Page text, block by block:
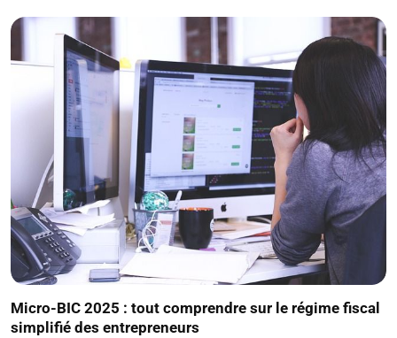
Micro-BIC 2025 : tout comprendre sur le régime fiscal
simplifié des entrepreneurs